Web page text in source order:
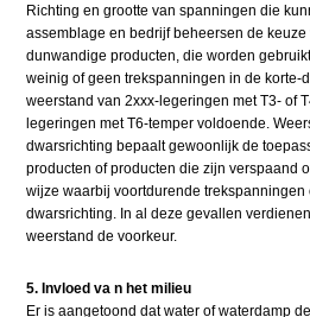
Richting en grootte van spanningen die
assemblage en bedrijf beheersen de
dunwandige producten, die worden
weinig of geen trekspanningen in de korte-
weerstand van 2xxx-legeringen met T3- of
legeringen met T6-temper voldoende.
dwarsrichting bepaalt gewoonlijk de
producten of producten die zijn verspaand
wijze waarbij voortdurende trekspanningen
dwarsrichting. In al deze gevallen
weerstand de voorkeur.
5. Invloed va n het milieu
Er is aangetoond dat water of waterdamp